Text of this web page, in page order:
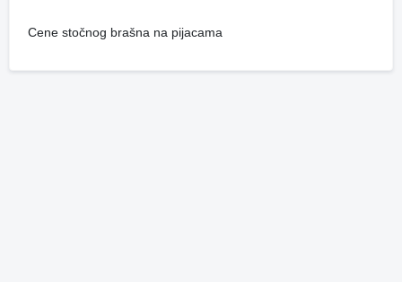
Cene stočnog brašna na pijacama